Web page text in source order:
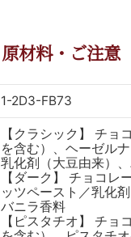
原材料・ご注意
1-2D3-FB73
【クラシック】 チョ
を含む）、ヘーゼル
乳化剤（大豆由来）
【ダーク】 チョコレ
ッツペースト／乳化剤
バニラ香料
【ピスタチオ】 チョ